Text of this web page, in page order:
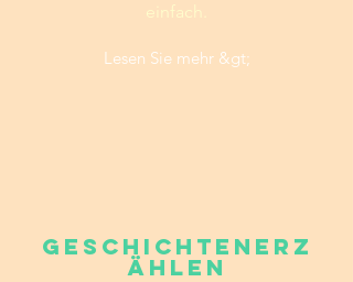
einfach.
Lesen Sie mehr &gt;
Geschichtenerz
ählen